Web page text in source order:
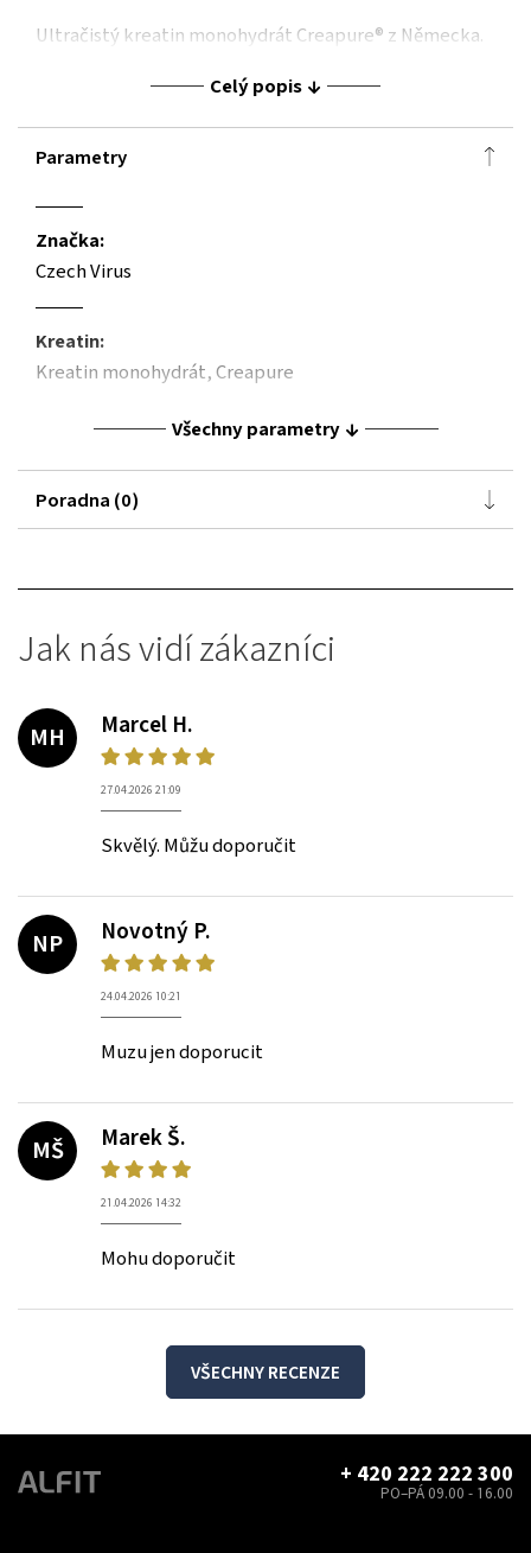
Ultračistý kreatin monohydrát Creapure® z Německa.
Celý popis
Parametry
Značka:
Czech Virus
Kreatin:
Kreatin monohydrát, Creapure
Všechny parametry
Poradna (0)
Jak nás vidí zákazníci
MH
Marcel H.
27.04.2026 21:09
Skvělý. Můžu doporučit
NP
Novotný P.
24.04.2026 10:21
Muzu jen doporucit
MŠ
Marek Š.
21.04.2026 14:32
Mohu doporučit
VŠECHNY RECENZE
+ 420 222 222 300
PO–PÁ 09.00 - 16.00